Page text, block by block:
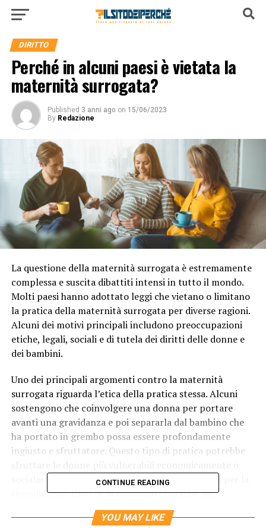
DIRITTO
Perché in alcuni paesi è vietata la
maternità surrogata?
Published 3 anni ago on 15/06/2023
By Redazione
La questione della maternità surrogata è estremamente
complessa e suscita dibattiti intensi in tutto il mondo.
Molti paesi hanno adottato leggi che vietano o limitano
la pratica della maternità surrogata per diverse ragioni.
Alcuni dei motivi principali includono preoccupazioni
etiche, legali, sociali e di tutela dei diritti delle donne e
dei bambini.
Uno dei principali argomenti contro la maternità
surrogata riguarda l’etica della pratica stessa. Alcuni
sostengono che coinvolgere una donna per portare
avanti una gravidanza e poi separarla dal bambino che
ha portato in grembo possa essere profondamente
ingiusto e sfruttatore. Questo tipo di pratica potrebbe
socialmente, facendole diventare meri strumenti per la
riproduzione. Inoltre, si sollevano domande sul
benessere psicologico e fisico delle madri surrogate e
sugli effetti emotivi a lungo termine che potrebbero
CONTINUE READING
YOU MAY LIKE